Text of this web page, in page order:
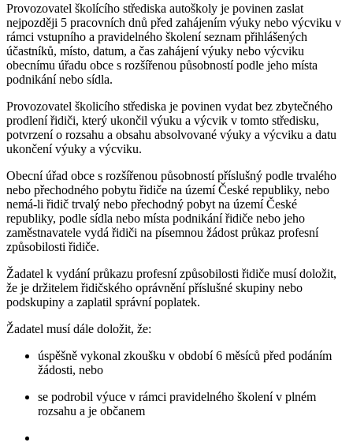
Provozovatel školícího střediska autoškoly je povinen zaslat
nejpozději 5 pracovních dnů před zahájením výuky nebo výcviku v
rámci vstupního a pravidelného školení seznam přihlášených
účastníků, místo, datum, a čas zahájení výuky nebo výcviku
obecnímu úřadu obce s rozšířenou působností podle jeho místa
podnikání nebo sídla.
Provozovatel školicího střediska je povinen vydat bez zbytečného
prodlení řidiči, který ukončil výuku a výcvik v tomto středisku,
potvrzení o rozsahu a obsahu absolvované výuky a výcviku a datu
ukončení výuky a výcviku.
Obecní úřad obce s rozšířenou působností příslušný podle trvalého
nebo přechodného pobytu řidiče na území České republiky, nebo
nemá-li řidič trvalý nebo přechodný pobyt na území České
republiky, podle sídla nebo místa podnikání řidiče nebo jeho
zaměstnavatele vydá řidiči na písemnou žádost průkaz profesní
způsobilosti řidiče.
Žadatel k vydání průkazu profesní způsobilosti řidiče musí doložit,
že je držitelem řidičského oprávnění příslušné skupiny nebo
podskupiny a zaplatil správní poplatek.
Žadatel musí dále doložit, že:
úspěšně vykonal zkoušku v období 6 měsíců před podáním
žádosti, nebo
se podrobil výuce v rámci pravidelného školení v plném
rozsahu a je občanem